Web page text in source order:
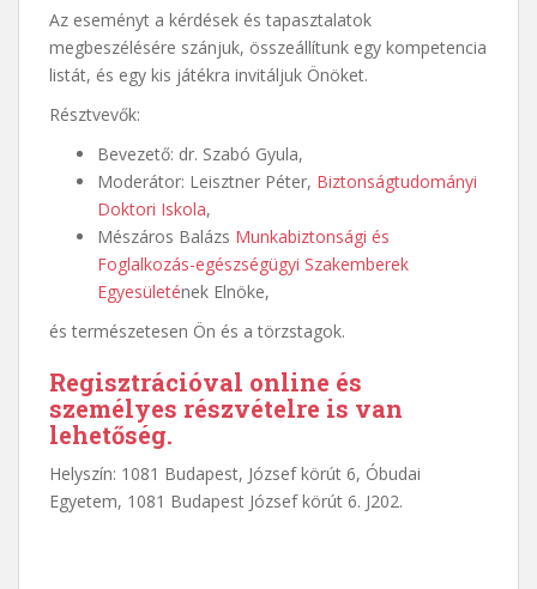
Az eseményt a kérdések és tapasztalatok
megbeszélésére szánjuk, összeállítunk egy kompetencia
listát, és egy kis játékra invitáljuk Önöket.
Résztvevők:
Bevezető: dr. Szabó Gyula,
Moderátor: Leisztner Péter, Biztonságtudományi
Doktori Iskola,
Mészáros Balázs Munkabiztonsági és
Foglalkozás-egészségügyi Szakemberek
Egyesületének Elnöke,
és természetesen Ön és a törzstagok.
Regisztrációval online és
személyes részvételre is van
lehetőség.
Helyszín: 1081 Budapest, József körút 6, Óbudai
Egyetem, 1081 Budapest József körút 6. J202.